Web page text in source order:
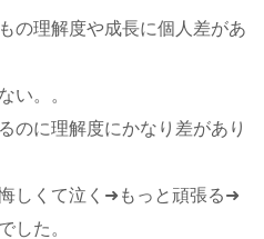
の理解度や成長に個人差があ
い。。
のに理解度にかなり差があり
しくて泣く➜もっと頑張る➜
した。